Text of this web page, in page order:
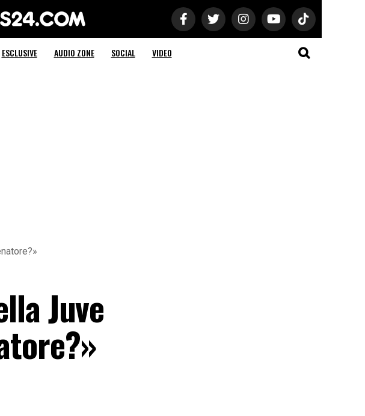
ESCLUSIVE AUDIO ZONE SOCIAL VIDEO
Juve